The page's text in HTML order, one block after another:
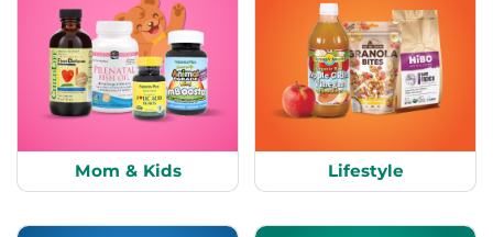
Mom & Kids Lifestyle